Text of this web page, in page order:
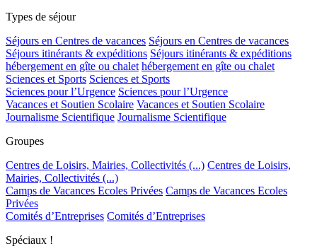
Types de séjour
Séjours en Centres de vacances Séjours en Centres de vacances
Séjours itinérants & expéditions Séjours itinérants & expéditions
hébergement en gîte ou chalet hébergement en gîte ou chalet
Sciences et Sports Sciences et Sports
Sciences pour l’Urgence Sciences pour l’Urgence
Vacances et Soutien Scolaire Vacances et Soutien Scolaire
Journalisme Scientifique Journalisme Scientifique
Groupes
Centres de Loisirs, Mairies, Collectivités (...) Centres de Loisirs,
Mairies, Collectivités (...)
Camps de Vacances Ecoles Privées Camps de Vacances Ecoles
Privées
Comités d’Entreprises Comités d’Entreprises
Spéciaux !